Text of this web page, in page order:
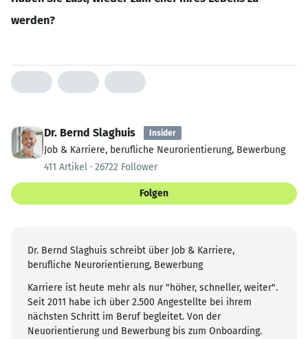
werden?
Dr. Bernd Slaghuis Insider
Job & Karriere, berufliche Neurorientierung, Bewerbung
411 Artikel · 26722 Follower
Folgen
Dr. Bernd Slaghuis schreibt über Job & Karriere,
berufliche Neurorientierung, Bewerbung
Karriere ist heute mehr als nur "höher, schneller, weiter".
Seit 2011 habe ich über 2.500 Angestellte bei ihrem
nächsten Schritt im Beruf begleitet. Von der
Neuorientierung und Bewerbung bis zum Onboarding.